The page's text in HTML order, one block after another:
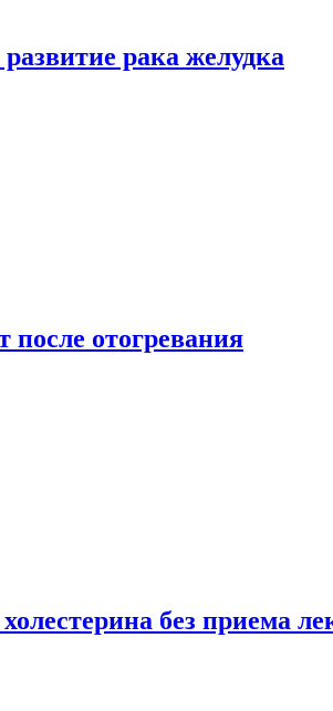
рака желудка
отогревания
без приема